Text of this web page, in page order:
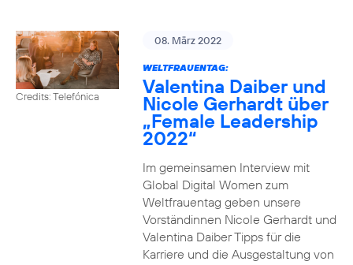
Credits: Telefónica
08. März 2022
WELTFRAUENTAG:
Valentina Daiber und
Nicole Gerhardt über
„Female Leadership
2022“
Im gemeinsamen Interview mit
Global Digital Women zum
Weltfrauentag geben unsere
Vorständinnen Nicole Gerhardt und
Valentina Daiber Tipps für die
Karriere und die Ausgestaltung von